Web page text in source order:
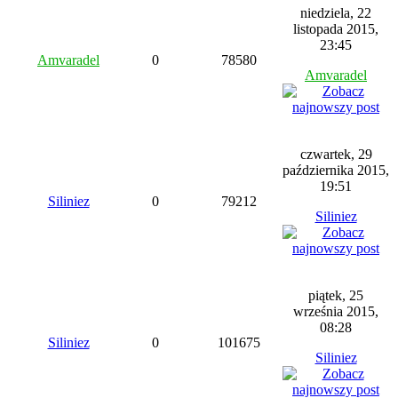
Amvaradel 0 78580
niedziela, 22
listopada 2015,
23:45
Amvaradel
Siliniez 0 79212
czwartek, 29
października 2015,
19:51
Siliniez
Siliniez 0 101675
piątek, 25
września 2015,
08:28
Siliniez